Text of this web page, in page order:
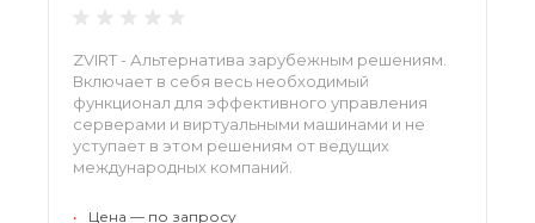
ZVIRT - Альтернатива зарубежным решениям.
Включает в себя весь необходимый
функционал для эффективного управления
серверами и виртуальными машинами и не
уступает в этом решениям от ведущих
международных компаний.
• Цена — по запросу